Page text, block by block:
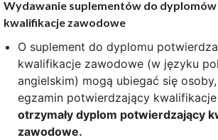
Wydawanie suplementów do
kwalifikacje zawodowe
O suplement do dyplomu
kwalifikacje zawodowe (w języku
angielskim) mogą ubiegać się
egzamin potwierdzający
otrzymały dyplom potwierdzający
zawodowe.